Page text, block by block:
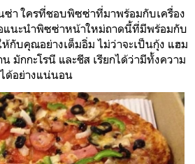
ซ่า ใครที่ชอบพิซซ่าที่มาพร้อมกับเครื่อง
แนะนำพิซซ่าหน้าใหม่ถาดนี้ที่มีพร้อมกับ
กับคุณอย่างเต็มอิ่ม ไม่ว่าจะเป็นกุ้ง แฮม
มักกะโรนี และชีส เรียกได้ว่ามีทั้งความ
ด้อย่างแน่นอน